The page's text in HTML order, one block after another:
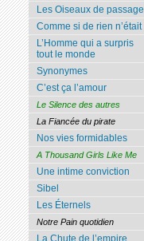
Les Oiseaux de passage
Comme si de rien n’était
L’Homme qui a surpris
tout le monde
Synonymes
C’est ça l’amour
Le Silence des autres
La Fiancée du pirate
Nos vies formidables
A Thousand Girls Like Me
Une intime conviction
Sibel
Les Éternels
Notre Pain quotidien